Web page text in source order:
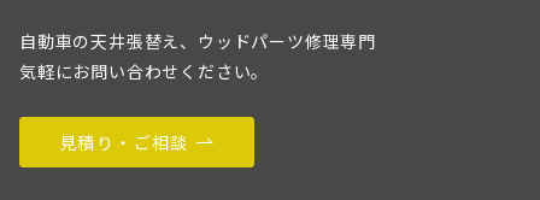
自動車の天井張替え、ウッドパーツ修理専門
気軽にお問い合わせください。
見積り・ご相談